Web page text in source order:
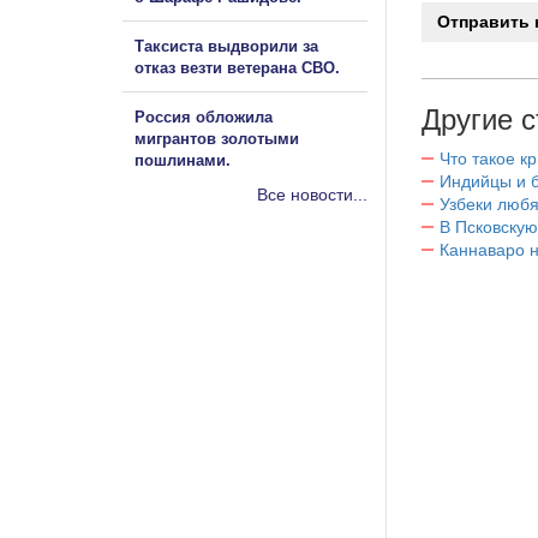
Другие
Что такое
Индийцы и
Узбеки
В
Каннаваро
Таксиста выдворили за
отказ везти ветерана СВО.
Россия обложила
мигрантов золотыми
пошлинами.
Все новости...